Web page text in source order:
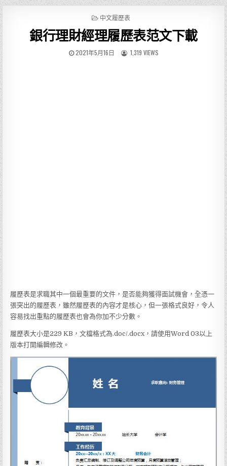
P
S
T
E
中文履歷表
銀行理財經理履歷表范文下載
2021年5月16日 1,319 VIEWS
履歷表是求職其中一個最重要的文件，是否能夠獲得面試機會，全憑一
張突出的履歷表，雖然履歷表的內容才是核心，但一張格式良好，令人
容易找出重點的履歷表也會為你加不少分數。
履歷表大小是229 KB，文檔格式為.doc/.docx，請使用Word 03以上
版本打開編輯修改。